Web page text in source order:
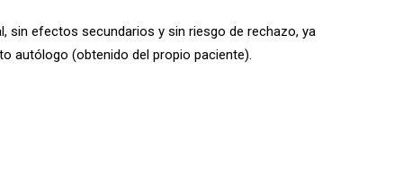
sin efectos secundarios y sin riesgo de rechazo, ya
autólogo (obtenido del propio paciente).